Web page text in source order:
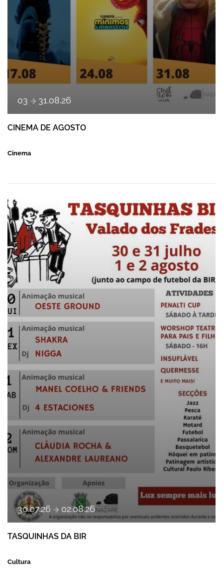
03 a 31.08.26
CINEMA DE AGOSTO
Cinema
TASQUINHAS DA BIR
30.07.26 a 02.08.26
TASQUINHAS DA BIR
Cultura